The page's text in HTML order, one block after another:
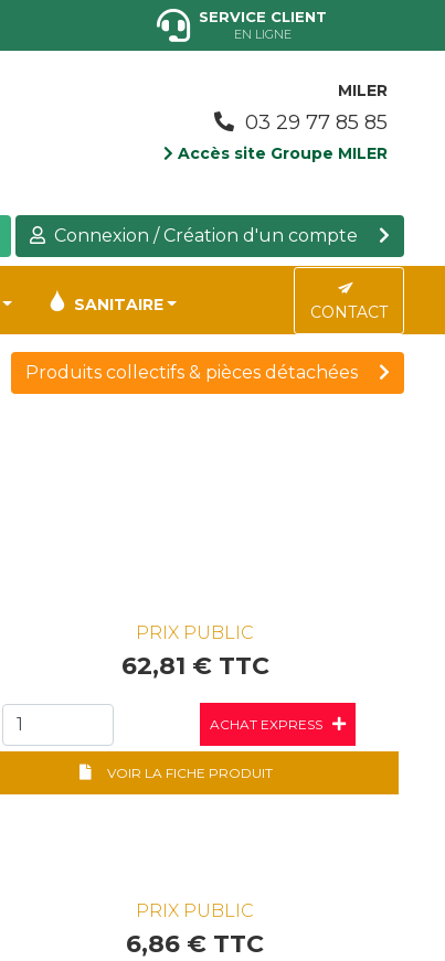
SERVICE CLIENT
EN LIGNE
MILER
03 29 77 85 85
Accès site Groupe MILER
Connexion / Création d'un compte
SANITAIRE CONTACT
Produits collectifs & pièces détachées
PRIX PUBLIC
62,81 € TTC
ACHAT EXPRESS
VOIR LA FICHE PRODUIT
PRIX PUBLIC
6,86 € TTC